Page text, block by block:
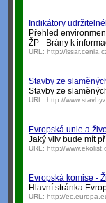
Indikátory
Přehled
ŽP - Brány k
URL: http://
Stavby ze
Stavby ze
URL: http://
Evropská unie a
Jaký vliv bude mít
URL: http://
Evropská komise -
Hlavní stránka
URL: http://